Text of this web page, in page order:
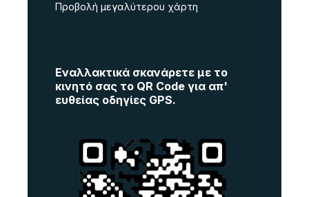
Προβολή μεγαλύτερου χάρτη
Εναλλακτικά σκανάρετε με το
κινητό σας το QR Code για απ'
ευθείας οδηγίες GPS.